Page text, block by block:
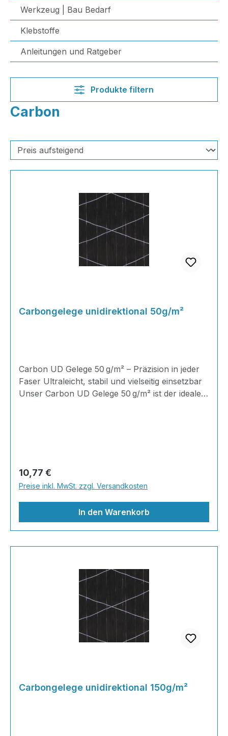
Werkzeug | Bau Bedarf
Klebstoffe
Anleitungen und Ratgeber
Produkte filtern
Carbon
Carbongelege unidirektional 50g/m²
Carbon UD Gelege 50 g/m² – Präzision in jeder
Faser Ultraleicht, stabil und vielseitig einsetzbar
Unser Carbon UD Gelege 50 g/m² ist der ideale
Faser ist auf maximale Belastbarkeit ausgelegt,
ultraleicht und gleichzeitig enorm steif. Erleben
Sie die Präzision eines UD-Geleges: gleichmäßige
Faserau
Regulärer Preis:
10,77 €
Preise inkl. MwSt. zzgl. Versandkosten
In den Warenkorb
Carbongelege unidirektional 150g/m²